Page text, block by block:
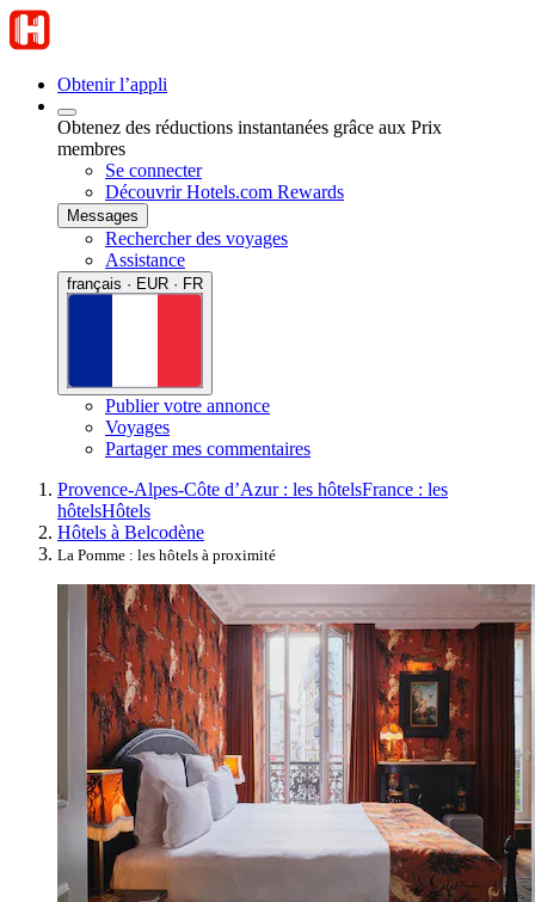
Obtenir l’appli
Obtenez des réductions instantanées grâce aux Prix
membres
Se connecter
Découvrir Hotels.com Rewards
Messages
Rechercher des voyages
Assistance
français · EUR · FR
Publier votre annonce
Voyages
Partager mes commentaires
Provence-Alpes-Côte d’Azur : les hôtelsFrance : les
hôtelsHôtels
Hôtels à Belcodène
La Pomme : les hôtels à proximité